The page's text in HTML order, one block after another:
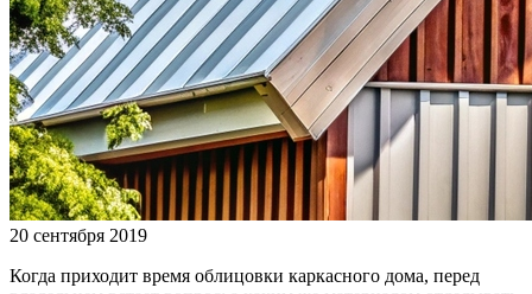
20 сентября 2019
Когда приходит время облицовки каркасного дома, перед